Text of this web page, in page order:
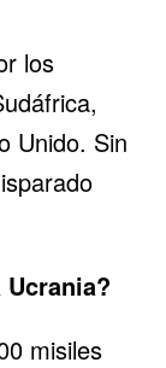
los
Unido. Sin
Ucrania?
misiles